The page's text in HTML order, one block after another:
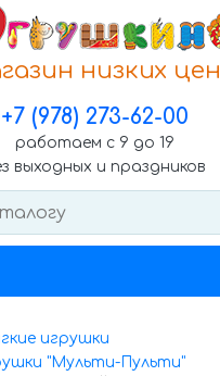
низких цен
+7 (978) 273-62-00
работаем с 9 до 19
выходных и праздников
игрушки
"Мульти-Пульти"